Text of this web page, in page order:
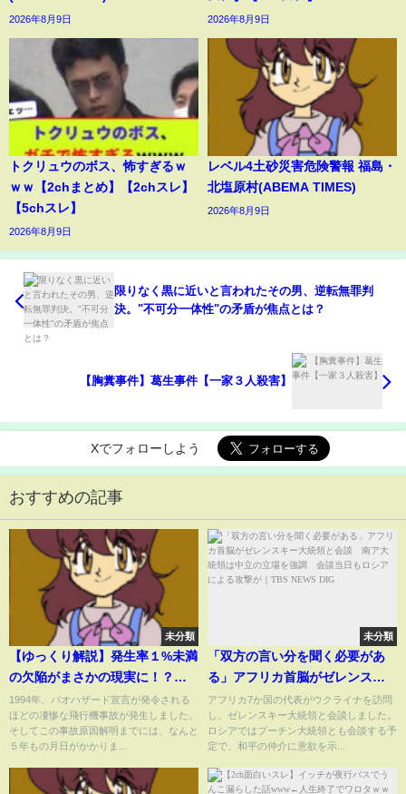
2026年8月9日 2026年8月9日
トクリュウのボス、怖すぎるｗ
ｗｗ【2chまとめ】【2chスレ】
【5chスレ】
2026年8月9日
レベル4土砂災害危険警報 福島・
北塩原村(ABEMA TIMES)
2026年8月9日
限りなく黒に近いと言われたその男、逆転無罪判
決。"不可分一体性"の矛盾が焦点とは？
【胸糞事件】葛生事件【一家３人殺害】
Xでフォローしよう
おすすめの記事
未分類
【ゆっくり解説】発生率１%未満
の欠陥がまさかの現実に！？全
てが粉々になり地獄と化した最
悪の航空機事故「USエアー427
便墜落事故」
1994年、バオハザード宣言が発令される
ほどの凄惨な飛行機事故が発生しました。
そしてこの事故原因解明までには、なんと
５年もの月日がかかりま...
未分類
「双方の言い分を聞く必要があ
る」アフリカ首脳がゼレンスキ
ー大統領と会談 南ア大統領は
中立の立場を強調 会談当日も
ロシアによる攻撃が｜
アフリカ7か国の代表がウクライナを訪問
し、ゼレンスキー大統領と会談しました。
ロシアではプーチン大統領とも会談する予
定で、和平の仲介に意欲を示...